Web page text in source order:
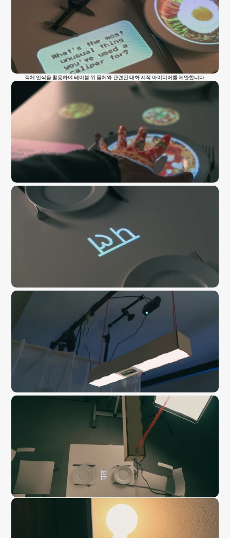
객체 인식을 활용하여 테이블 위 물체와 관련된 대화 시작 아이디어를 제안합니다.